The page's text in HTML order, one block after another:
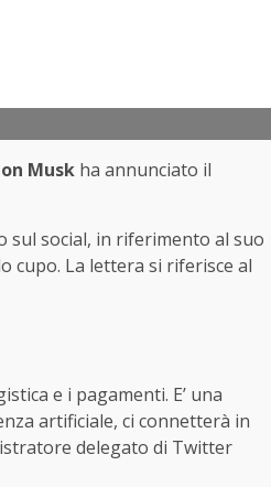
Musk ha annunciato il
sul social, in riferimento al suo
cupo. La lettera si riferisce al
e i pagamenti. E’ una
artificiale, ci connetterà in
delegato di Twitter